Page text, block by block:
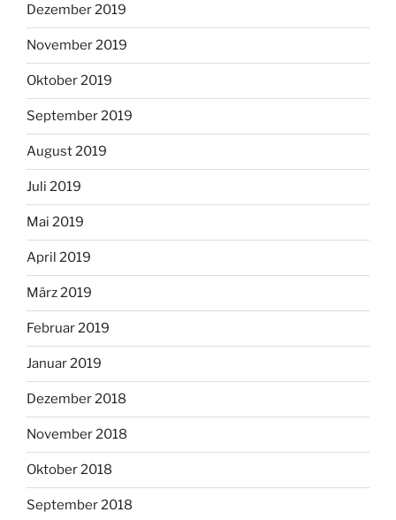
Dezember 2019
November 2019
Oktober 2019
September 2019
August 2019
Juli 2019
Mai 2019
April 2019
März 2019
Februar 2019
Januar 2019
Dezember 2018
November 2018
Oktober 2018
September 2018